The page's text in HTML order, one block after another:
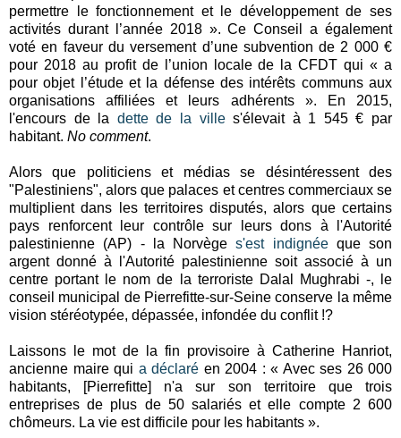
permettre le fonctionnement et le développement de ses
activités durant l’année 2018 ». Ce Conseil a également
voté en faveur du versement d’une subvention de 2 000 €
pour 2018 au profit de l’union locale de la CFDT qui « a
pour objet l’étude et la défense des intérêts communs aux
organisations affiliées et leurs adhérents ». En 2015,
l'encours de la dette de la villes'élevait à 1 545 € par
habitant. No comment.
Alors que politiciens et médias se désintéressent des
"Palestiniens", alors que palaces et centres commerciaux se
multiplient dans les territoires disputés, alors que certains
pays renforcent leur contrôle sur leurs dons à l'Autorité
palestinienne (AP) - la Norvèges'est indignéeque son
argent donné à l'Autorité palestinienne soit associé à un
centre portant le nom de la terroriste Dalal Mughrabi -, le
conseil municipal de Pierrefitte-sur-Seine conserve la même
vision stéréotypée, dépassée, infondée du conflit !?
Laissons le mot de la fin provisoire à Catherine Hanriot,
ancienne maire qui a déclaré en 2004 : « Avec ses 26 000
habitants, [Pierrefitte] n'a sur son territoire que trois
entreprises de plus de 50 salariés et elle compte 2 600
chômeurs. La vie est difficile pour les habitants ».